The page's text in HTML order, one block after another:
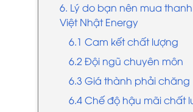
6. Lý do bạn nên mua
Việt Nhật Energy
6.1 Cam kết chất lượng
6.2 Đội ngũ chuyên môn
6.3 Giá thành phải chăng
6.4 Chế độ hậu mãi chất